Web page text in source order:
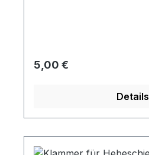
Regulärer Preis:
5,00 €
Details